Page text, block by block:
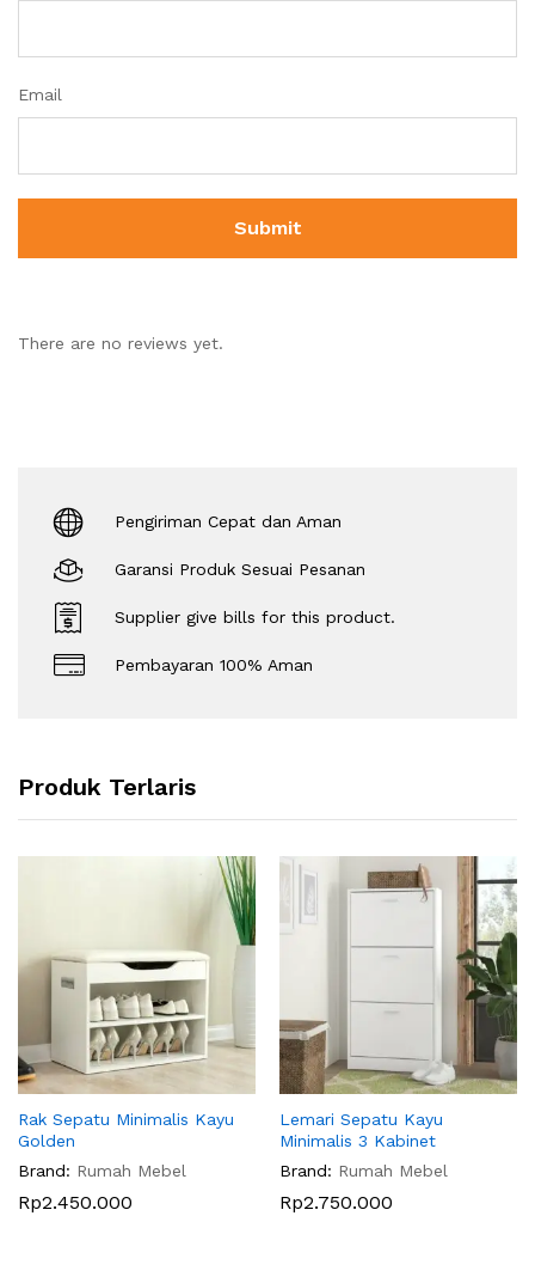
Email
There are no reviews yet.
Pengiriman Cepat dan Aman
Garansi Produk Sesuai Pesanan
Supplier give bills for this product.
Pembayaran 100% Aman
Produk Terlaris
Rak Sepatu Minimalis Kayu
Golden
Brand: Rumah Mebel
Rp2.450.000
Lemari Sepatu Kayu
Minimalis 3 Kabinet
Brand: Rumah Mebel
Rp2.750.000